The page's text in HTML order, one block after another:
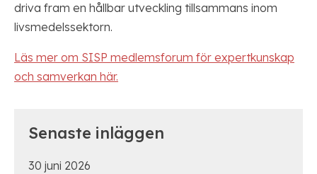
driva fram en hållbar utveckling tillsammans inom
livsmedelssektorn.
Läs mer om SISP medlemsforum för expertkunskap
och samverkan här.
Senaste inläggen
30 juni 2026